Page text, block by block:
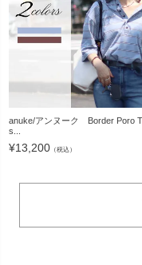
anuke/アンヌーク Border Poro
s...
¥13,200 （税込）